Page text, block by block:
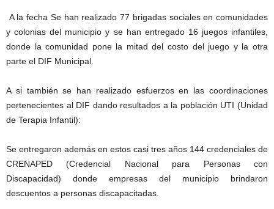
A la fecha Se han realizado77 brigadas socialesen comunidades
y colonias del municipio y se han entregado 16 juegos infantiles
donde la comunidad pone la mitad del costo del juego y la otra
parte el DIF Municipal.
A si también se han realizado esfuerzos en las coordinaciones
pertenecientes al DIF dando resultados a la población UTI(Unidad
de Terapia Infantil):
Se entregaron además en estos casi tres años 144 credenciales de
CRENAPED (Credencial Nacional para Personas con
Discapacidad) donde empresas del municipio brindaron
descuentos a personas discapacitadas